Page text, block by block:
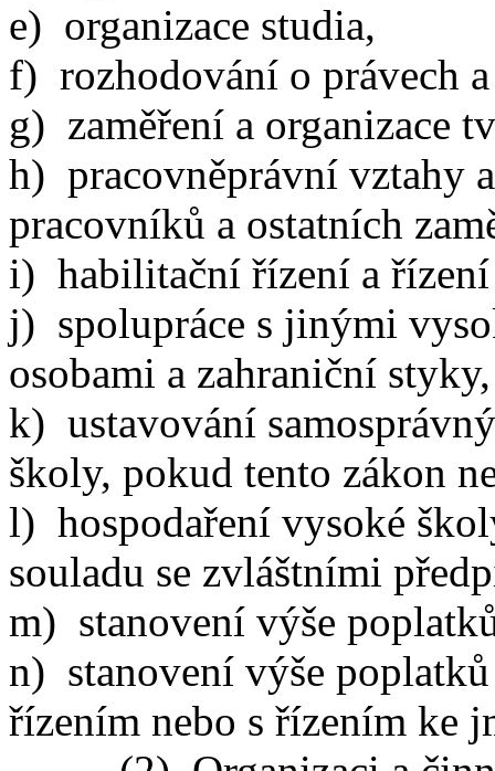
e) organizace studia,
f) rozhodování o právech
g) zaměření a organizace
h) pracovněprávní vztahy
pracovníků a ostatních
i) habilitační řízení a
j) spolupráce s jinými
osobami a zahraniční styky,
k) ustavování
školy, pokud tento zákon
l) hospodaření vysoké
souladu se zvláštními
m) stanovení výše
n) stanovení výše
řízením nebo s řízením ke